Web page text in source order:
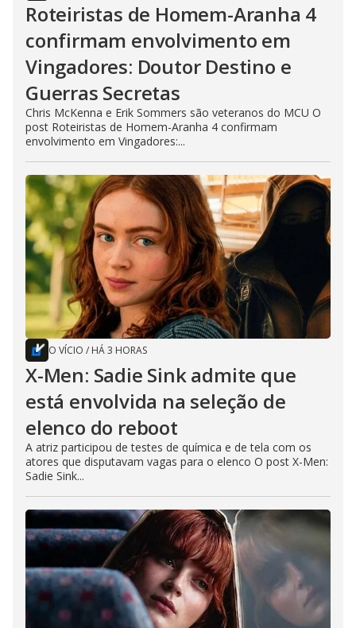
Roteiristas de Homem-Aranha 4
confirmam envolvimento em
Vingadores: Doutor Destino e
Guerras Secretas
Chris McKenna e Erik Sommers são veteranos do MCU O
post Roteiristas de Homem-Aranha 4 confirmam
envolvimento em Vingadores:...
O VÍCIO / HÁ 3 HORAS
X-Men: Sadie Sink admite que
está envolvida na seleção de
elenco do reboot
A atriz participou de testes de química e de tela com os
atores que disputavam vagas para o elenco O post X-Men:
Sadie Sink...